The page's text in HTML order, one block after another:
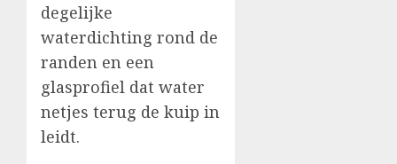
degelijke
waterdichting rond de
randen en een
glasprofiel dat water
netjes terug de kuip in
leidt.